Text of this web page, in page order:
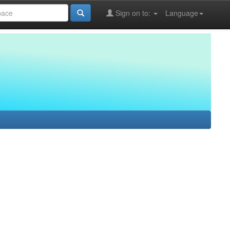
Language
Sign on to: